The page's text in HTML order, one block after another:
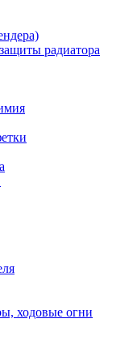
радиатора
ходовые огни